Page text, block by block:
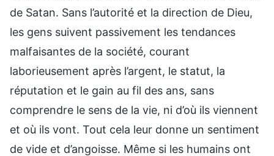
de Satan. Sans l’autorité et la direction de Dieu,
les gens suivent passivement les tendances
malfaisantes de la société, courant
laborieusement après l’argent, le statut, la
réputation et le gain au fil des ans, sans
comprendre le sens de la vie, ni d’où ils viennent
et où ils vont. Tout cela leur donne un sentiment
de vide et d’angoisse. Même si les humains ont